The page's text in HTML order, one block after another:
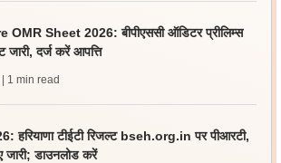
Sheet 2026: बीपीएससी ऑडिटर प्रीलिम्स
जारी, दर्ज करें आपत्ति
| 1 min read
हरियाणा टीईटी रिजल्ट bseh.org.in पर पीआरटी,
जारी; डाउनलोड करें